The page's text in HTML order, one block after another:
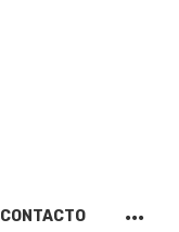
CONTACTO